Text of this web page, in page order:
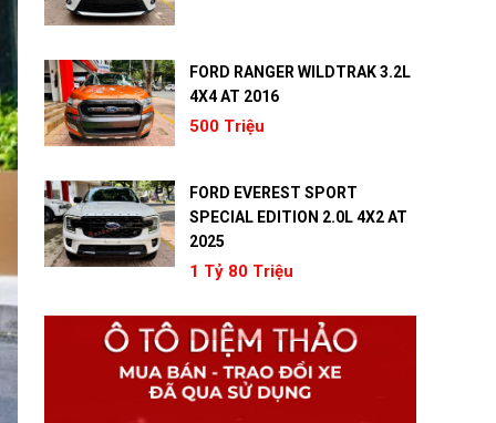
FORD RANGER WILDTRAK 3.2L
4X4 AT 2016
500 Triệu
FORD EVEREST SPORT
SPECIAL EDITION 2.0L 4X2 AT
2025
1 Tỷ 80 Triệu